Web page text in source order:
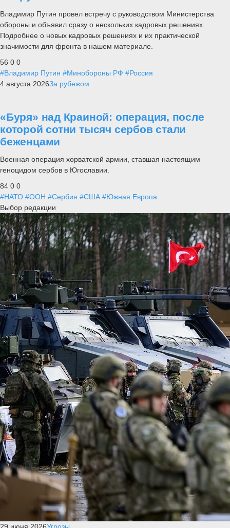
Владимир Путин провел встречу с руководством Министерства
обороны и объявил сразу о нескольких кадровых решениях.
Подробнее о новых кадровых решениях и их практической
значимости для фронта в нашем материале.
56 0 0
#Владимир Путин #Минобороны РФ #Россия
4 августа 2026За рубежом
«Буря» над Краиной: операция, после
которой сотни тысяч сербов стали
беженцами
Военная операция хорватской армии, ставшая настоящим
геноцидом сербов в Югославии.
84 0 0
#НАТО #ООН #Сербия #США #Южная Европа
Выбор редакции